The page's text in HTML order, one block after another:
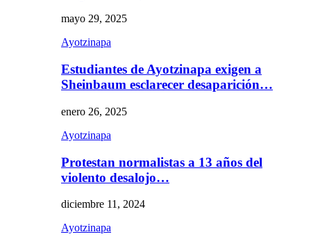
mayo 29, 2025
Ayotzinapa
Estudiantes de Ayotzinapa exigen a
Sheinbaum esclarecer desaparición…
enero 26, 2025
Ayotzinapa
Protestan normalistas a 13 años del
violento desalojo…
diciembre 11, 2024
Ayotzinapa